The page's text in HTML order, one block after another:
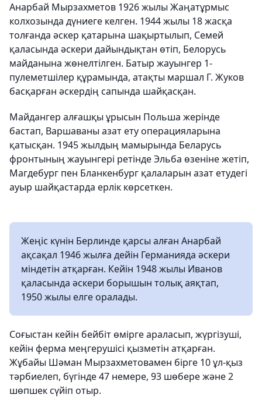
Анарбай Мырзахметов 1926 жылы Жаңатұрмыс
колхозында дүниеге келген. 1944 жылы 18 жасқа
толғанда әскер қатарына шақыртылып, Семей
қаласында әскери дайындықтан өтіп, Белорусь
майданына жөнелтілген. Батыр жауынгер 1-
пулеметшілер құрамында, атақты маршал Г. Жуков
басқарған әскердің сапында шайқасқан.
Майдангер алғашқы ұрысын Польша жерінде
бастап, Варшаваны азат ету операцияларына
қатысқан. 1945 жылдың мамырында Беларусь
фронтының жауынгері ретінде Эльба өзеніне жетіп,
Магдебург пен Бланкенбург қалаларын азат етудегі
ауыр шайқастарда ерлік көрсеткен.
Жеңіс күнін Берлинде қарсы алған Анарбай
ақсақал 1946 жылға дейін Германияда әскери
міндетін атқарған. Кейін 1948 жылы Иванов
қаласында әскери борышын толық аяқтап,
1950 жылы елге оралады.
Соғыстан кейін бейбіт өмірге араласып, жүргізуші,
кейін ферма меңгерушісі қызметін атқарған.
Жұбайы Шәман Мырзахметовамен бірге 10 ұл-қыз
тәрбиелеп, бүгінде 47 немере, 93 шөбере және 2
шөпшек сүйіп отыр.